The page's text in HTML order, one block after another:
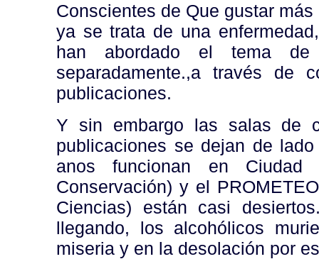
Conscientes de Que gustar
ya se trata de una
han abordado el tema de
separadamente.,a través de
publicaciones.
Y sin embargo las salas de
publicaciones se dejan de
anos funcionan en Ciudad
Conservación) y el
Ciencias) están casi
llegando, los alcohólicos
miseria y en la desolación por